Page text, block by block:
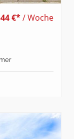
€*/ Woche